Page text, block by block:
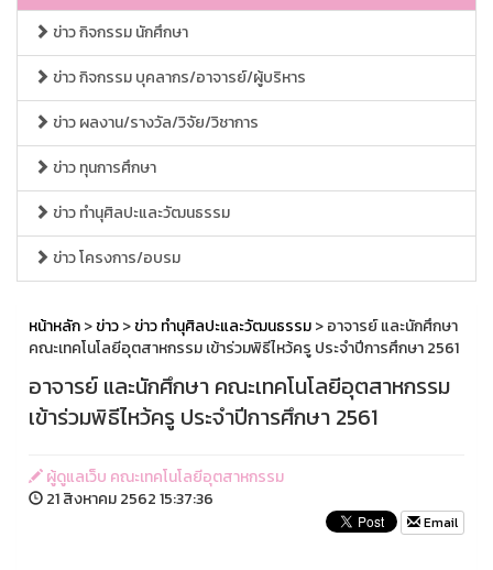
ข่าว กิจกรรม นักศึกษา
ข่าว กิจกรรม บุคลากร/อาจารย์/ผู้บริหาร
ข่าว ผลงาน/รางวัล/วิจัย/วิชาการ
ข่าว ทุนการศึกษา
ข่าว ทำนุศิลปะและวัฒนธรรม
ข่าว โครงการ/อบรม
หน้าหลัก>ข่าว>ข่าว ทำนุศิลปะและวัฒนธรรม> อาจารย์ และนักศึกษา
คณะเทคโนโลยีอุตสาหกรรม เข้าร่วมพิธีไหว้ครู ประจำปีการศึกษา 2561
อาจารย์ และนักศึกษา คณะเทคโนโลยีอุตสาหกรรม
เข้าร่วมพิธีไหว้ครู ประจำปีการศึกษา 2561
ผู้ดูแลเว็บ คณะเทคโนโลยีอุตสาหกรรม
21 สิงหาคม 2562 15:37:36
Email